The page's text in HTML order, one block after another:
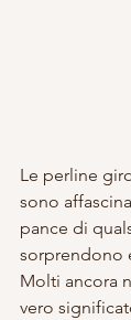
Le perline
sono
pance di
sorprendono
Molti ancora
vero